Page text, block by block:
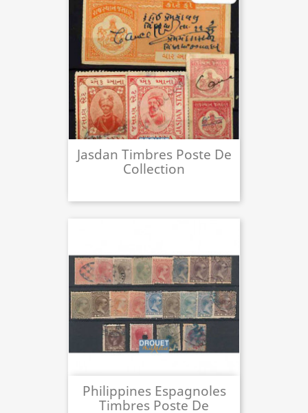
Jasdan Timbres Poste De
Collection
Philippines Espagnoles
Timbres Poste De